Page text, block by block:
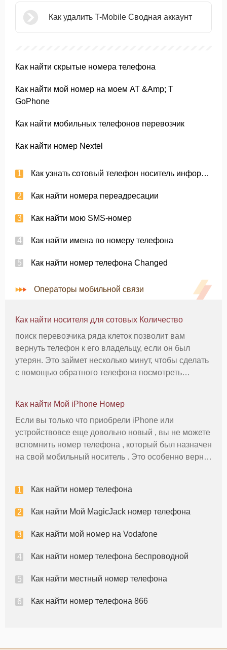
Как удалить T-Mobile Сводная аккаунт
Как найти скрытые номера телефона
Как найти мой номер на моем AT &Amp; T
GoPhone
Как найти мобильных телефонов перевозчик
Как найти номер Nextel
Как узнать сотовый телефон носитель информации
Как найти номера переадресации
Как найти мою SMS-номер
Как найти имена по номеру телефона
Как найти номер телефона Changed
Операторы мобильной связи
Как найти носителя для сотовых Количество
поиск перевозчика ряда клеток позволит вам
вернуть телефон к его владельцу, если он был
утерян. Это займет несколько минут, чтобы сделать
с помощью обратного телефона посмотреть
случаях для. Инструкции 1 Перейти он
Как найти Мой iPhone Номер
Если вы только что приобрели iPhone или
устройствовсе еще довольно новый , вы не можете
вспомнить номер телефона , который был назначен
на свой ​​мобильный носитель . Это особенно верно
вашего iPhone пря
Как найти номер телефона
Как найти Мой MagicJack номер телефона
Как найти мой номер на Vodafone
Как найти номер телефона беспроводной
Как найти местный номер телефона
Как найти номер телефона 866